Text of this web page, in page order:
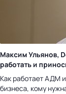
Максим Ульянов,
работать и
Как работает АДМ
бизнеса, кому